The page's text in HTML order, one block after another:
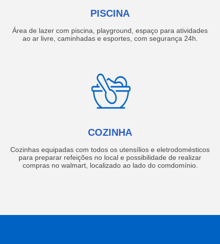
PISCINA
Área de lazer com piscina, playground, espaço para atividades
ao ar livre, caminhadas e esportes, com segurança 24h.
COZINHA
Cozinhas equipadas com todos os utensílios e eletrodomésticos
para preparar refeições no local e possibilidade de realizar
compras no walmart, localizado ao lado do comdomínio.